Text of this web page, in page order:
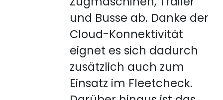
und Busse ab. Danke der
Cloud-Konnektivität
eignet es sich dadurch
zusätzlich auch zum
Einsatz im Fleetcheck.